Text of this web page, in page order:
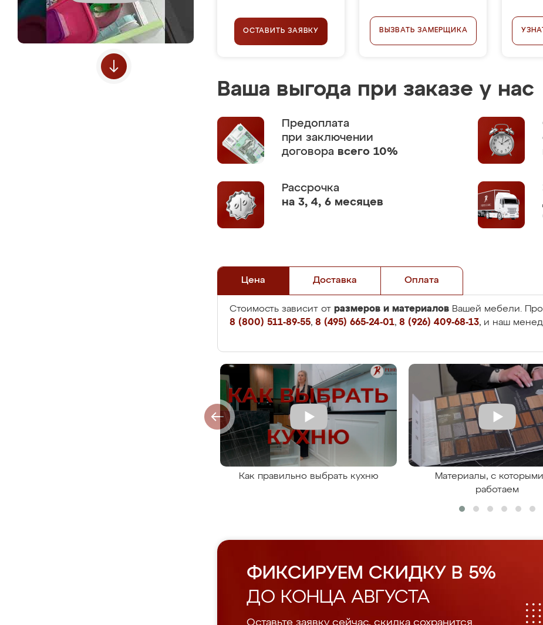
ОСТАВИТЬ ЗАЯВКУ ВЫЗВАТЬ ЗАМЕРЩИКА
Ваша выгода при заказе у нас
Предоплата
при заключении
договора всего 10%
Рассрочка
на 3, 4, 6 месяцев
Цена Доставка Оплата
Стоимость зависит от размеров и материалов Вашей мебели.
8 (800) 511-89-55, 8 (495) 665-24-01, 8 (926) 409-68-13, и наш
Как правильно выбрать кухню
Материалы, с
работаем
ФИКСИРУЕМ СКИДКУ В 5%
ДО КОНЦА АВГУСТА
Оставьте заявку сейчас, скидка сохранится.